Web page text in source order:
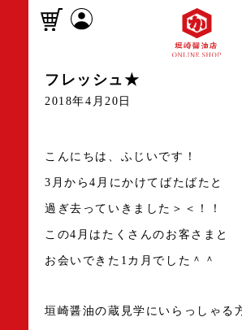
フレッシュ★
2018年4月20日
こんにちは、ふじいです！
3月から4月にかけてばたばたと
過ぎ去っていきました＞＜！！
この4月はたくさんのお客さまと
お会いできた1カ月でした＾＾
垣崎醤油の蔵見学にいらっしゃる